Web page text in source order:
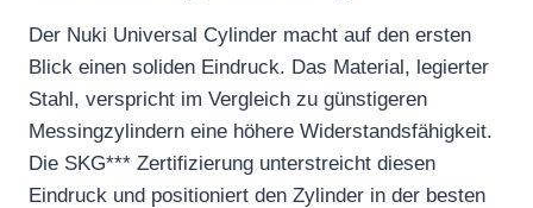
Der Nuki Universal Cylinder macht auf den ersten
Blick einen soliden Eindruck. Das Material, legierter
Stahl, verspricht im Vergleich zu günstigeren
Messingzylindern eine höhere Widerstandsfähigkeit.
Die SKG*** Zertifizierung unterstreicht diesen
Eindruck und positioniert den Zylinder in der besten